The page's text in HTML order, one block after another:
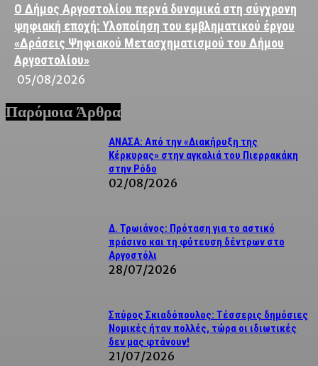
Ο Δήμος Αργοστολίου περνά δυναμικά στη σύγχρονη
ψηφιακή εποχή: Υλοποίηση του εμβληματικού έργου
«Δράσεις Ψηφιακού Μετασχηματισμού του Δήμου
Αργοστολίου»
05/08/2026
Παρόμοια Άρθρα
ΑΝΑΣΑ: Από την «Διακήρυξη της
Κέρκυρας» στην αγκαλιά του Πιερρακάκη
στην Ρόδο
02/08/2026
Δ. Τρωιάνος: Πρόταση για το αστικό
πράσινο και τη φύτευση δέντρων στο
Αργοστόλι
28/07/2026
Σπύρος Σκιαδόπουλος: Τέσσερις δημόσιες
Νομικές ήταν πολλές, τώρα οι ιδιωτικές
δεν μας φτάνουν!
21/07/2026